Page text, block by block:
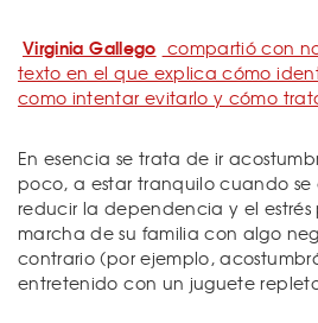
Virginia Gallego compartió con
texto en el que explica cómo
como intentar evitarlo y cómo
En esencia se trata de ir
poco, a estar tranquilo cuando
reducir la dependencia y el
marcha de su familia con algo
contrario (por ejemplo,
entretenido con un juguete